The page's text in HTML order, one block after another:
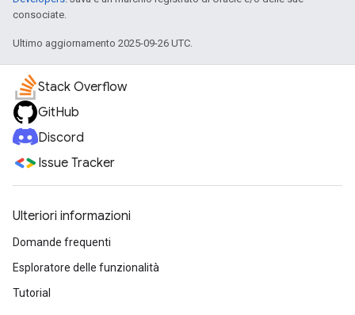
consociate.
Ultimo aggiornamento 2025-09-26 UTC.
Stack Overflow
GitHub
Discord
Issue Tracker
Ulteriori informazioni
Domande frequenti
Esploratore delle funzionalità
Tutorial